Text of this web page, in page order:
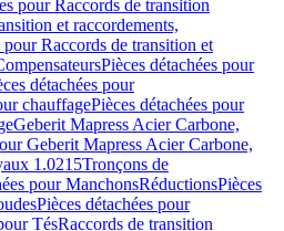
pour Raccords de transition
et raccordements,
pour Raccords de transition et
Pièces détachées pour
détachées pour
chauffagePièces détachées pour
Geberit Mapress Acier Carbone,
Geberit Mapress Acier Carbone,
1.0215Tronçons de
pour ManchonsRéductionsPièces
Pièces détachées pour
TésRaccords de transition